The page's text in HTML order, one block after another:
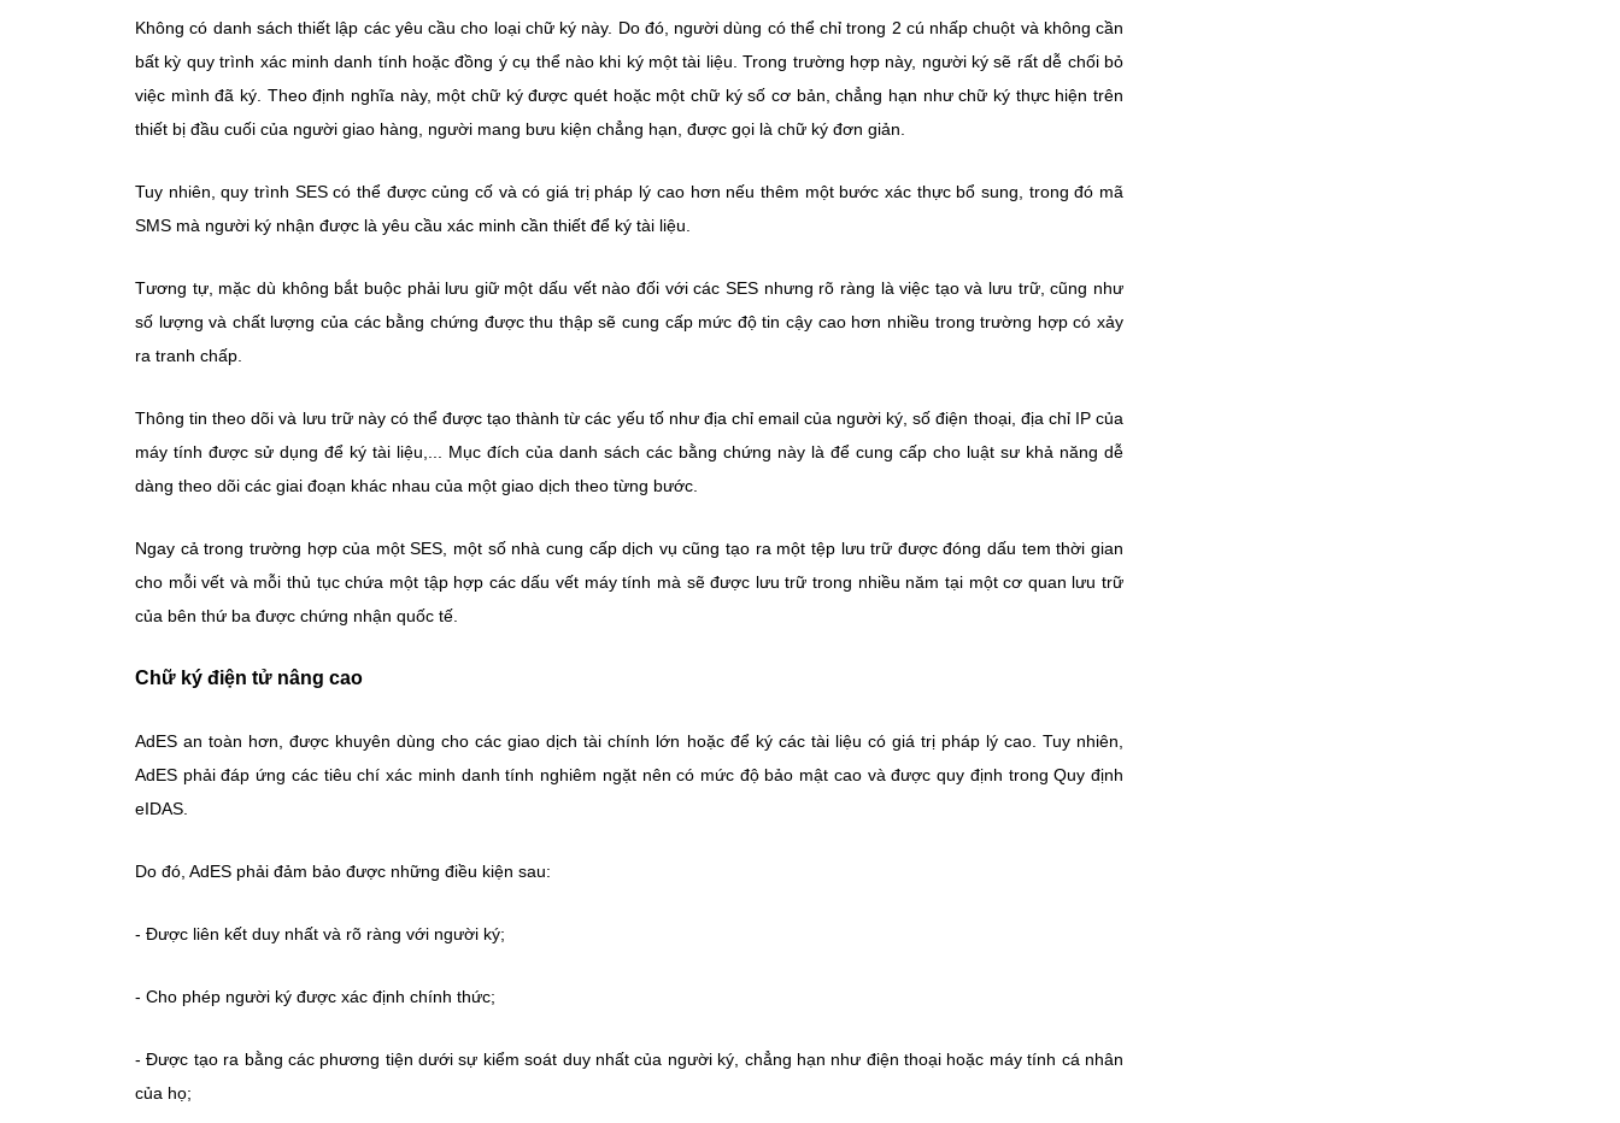
Không có danh sách thiết lập các yêu cầu cho loại chữ ký này. Do đó, người dùng có thể chỉ trong 2 cú nhấp chuột và không cần
bất kỳ quy trình xác minh danh tính hoặc đồng ý cụ thể nào khi ký một tài liệu. Trong trường hợp này, người ký sẽ rất dễ chối bỏ
việc mình đã ký. Theo định nghĩa này, một chữ ký được quét hoặc một chữ ký số cơ bản, chẳng hạn như chữ ký thực hiện trên
thiết bị đầu cuối của người giao hàng, người mang bưu kiện chẳng hạn, được gọi là chữ ký đơn giản.
Tuy nhiên, quy trình SES có thể được củng cố và có giá trị pháp lý cao hơn nếu thêm một bước xác thực bổ sung, trong đó mã
SMS mà người ký nhận được là yêu cầu xác minh cần thiết để ký tài liệu.
Tương tự, mặc dù không bắt buộc phải lưu giữ một dấu vết nào đối với các SES nhưng rõ ràng là việc tạo và lưu trữ, cũng như
số lượng và chất lượng của các bằng chứng được thu thập sẽ cung cấp mức độ tin cậy cao hơn nhiều trong trường hợp có xảy
ra tranh chấp.
Thông tin theo dõi và lưu trữ này có thể được tạo thành từ các yếu tố như địa chỉ email của người ký, số điện thoại, địa chỉ IP của
máy tính được sử dụng để ký tài liệu,... Mục đích của danh sách các bằng chứng này là để cung cấp cho luật sư khả năng dễ
dàng theo dõi các giai đoạn khác nhau của một giao dịch theo từng bước.
Ngay cả trong trường hợp của một SES, một số nhà cung cấp dịch vụ cũng tạo ra một tệp lưu trữ được đóng dấu tem thời gian
cho mỗi vết và mỗi thủ tục chứa một tập hợp các dấu vết máy tính mà sẽ được lưu trữ trong nhiều năm tại một cơ quan lưu trữ
của bên thứ ba được chứng nhận quốc tế.
Chữ ký điện tử nâng cao
AdES an toàn hơn, được khuyên dùng cho các giao dịch tài chính lớn hoặc để ký các tài liệu có giá trị pháp lý cao. Tuy nhiên,
AdES phải đáp ứng các tiêu chí xác minh danh tính nghiêm ngặt nên có mức độ bảo mật cao và được quy định trong Quy định
eIDAS.
Do đó, AdES phải đảm bảo được những điều kiện sau:
- Được liên kết duy nhất và rõ ràng với người ký;
- Cho phép người ký được xác định chính thức;
- Được tạo ra bằng các phương tiện dưới sự kiểm soát duy nhất của người ký, chẳng hạn như điện thoại hoặc máy tính cá nhân
của họ;